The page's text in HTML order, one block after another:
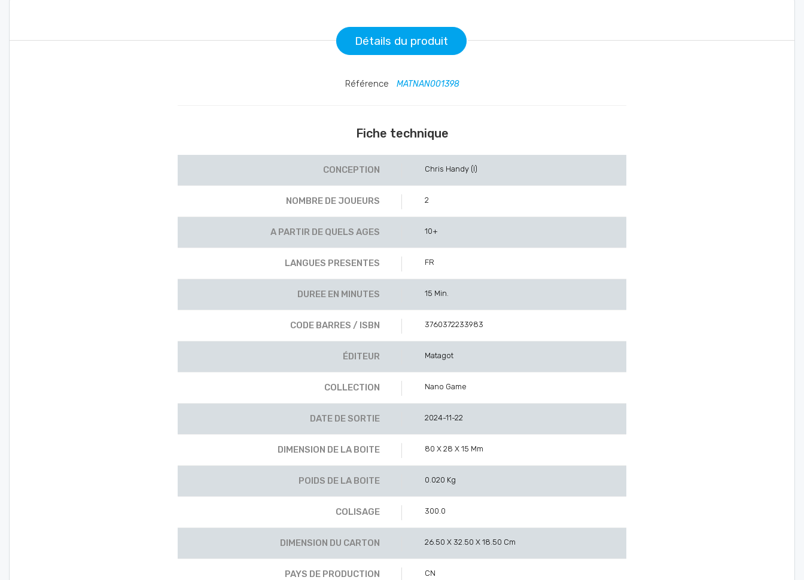
Détails du produit
Référence MATNAN001398
Fiche technique
CONCEPTION Chris Handy (I)
NOMBRE DE JOUEURS 2
A PARTIR DE QUELS AGES 10+
LANGUES PRESENTES FR
DUREE EN MINUTES 15 Min.
CODE BARRES / ISBN 3760372233983
ÉDITEUR Matagot
COLLECTION Nano Game
DATE DE SORTIE 2024-11-22
DIMENSION DE LA BOITE 80 X 28 X 15 Mm
POIDS DE LA BOITE 0.020 Kg
COLISAGE 300.0
DIMENSION DU CARTON 26.50 X 32.50 X 18.50 Cm
PAYS DE PRODUCTION CN